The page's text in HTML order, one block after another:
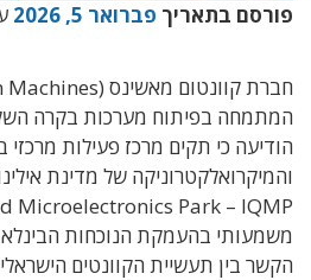
פורסם בתאריך פברואר 5, 2026
המתמחה בפיתוח מערכות בקרה
הודיעה כי תקים מרכז פעילות מרכזי
משמעותי בהעמקת הנוכחות
הקשר בין תעשיית הקוונטים